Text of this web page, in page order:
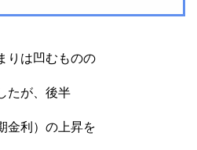
りは凹むものの
たが、後半
金利）の上昇を